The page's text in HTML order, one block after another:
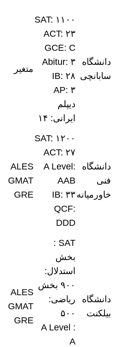
دانشگاه
سابانچی
SAT: ۱۱۰۰
ACT: ۲۳
GCE: C
Abitur: ۳
IB: ۲۸
AP: ۳
دیپلم
ایرانی: ۱۴
متغیر
دانشگاه
فنی
خاورمیانه
SAT: ۱۲۰۰
ACT: ۲۷
A Level:
AAB
IB: ۳۳
QCF:
DDD
ALES
GMAT
GRE
دانشگاه
بیلکنت
SAT :
بخش
استدلال:
۹۰۰ بخش
ریاضی:
۵۰۰
A Level :
A
ALES
GMAT
GRE